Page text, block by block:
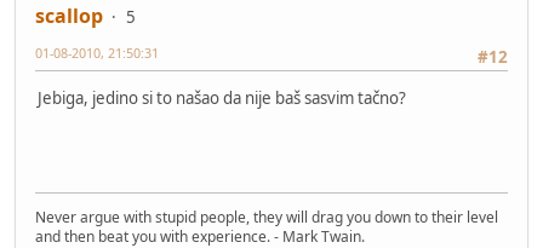
scallop
5
#12
01-08-2010, 21:50:31
Jebiga, jedino si to našao da nije baš sasvim tačno?
Never argue with stupid people, they will drag you down to their level
and then beat you with experience. - Mark Twain.